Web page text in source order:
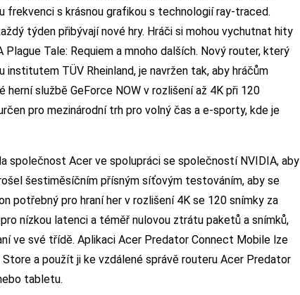
frekvenci s krásnou grafikou s technologií ray-traced.
týden přibývají nové hry. Hráči si mohou vychutnat hity
Plague Tale: Requiem a mnoho dalších. Nový router, který
TÜV Rheinland, je navržen tak, aby hráčům
službě GeForce NOW v rozlišení až 4K při 120
pro mezinárodní trh pro volný čas a e-sporty, kde je
společnost Acer ve spolupráci se společností NVIDIA, aby
šestiměsíčním přísným síťovým testováním, aby se
potřebný pro hraní her v rozlišení 4K se 120 snímky za
nízkou latenci a téměř nulovou ztrátu paketů a snímků,
ve své třídě. Aplikaci Acer Predator Connect Mobile lze
a použít ji ke vzdálené správě routeru Acer Predator
tabletu.